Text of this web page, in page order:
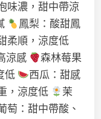
味濃，甜中帶涼
鳳梨：酸甜鳳
柔順，涼度低
涼感
森林莓果
低
西瓜：甜感
，涼度低
茉
萄：甜中帶酸、